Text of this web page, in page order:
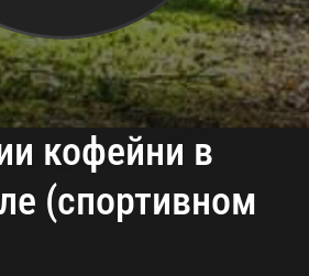
кофейни в
(спортивном